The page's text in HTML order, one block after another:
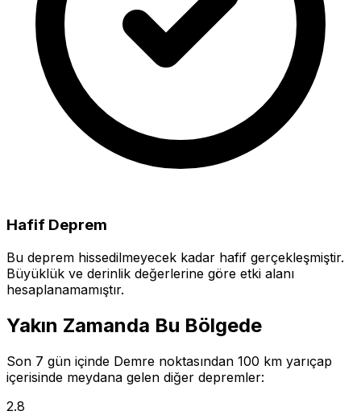
Hafif Deprem
Bu deprem hissedilmeyecek kadar hafif gerçekleşmiştir.
Büyüklük ve derinlik değerlerine göre etki alanı
hesaplanamamıştır.
Yakın Zamanda Bu Bölgede
Son 7 gün içinde Demre noktasından 100 km yarıçap
içerisinde meydana gelen diğer depremler:
2.8